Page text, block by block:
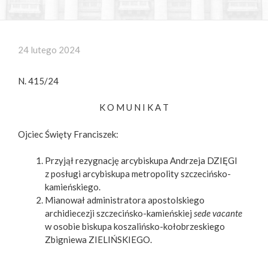
24 lutego 2024
N. 415/24
K O M U N I K A T
Ojciec Święty Franciszek:
Przyjął rezygnację arcybiskupa Andrzeja DZIĘGI
z posługi arcybiskupa metropolity szczecińsko-
kamieńskiego.
Mianował administratora apostolskiego
archidiecezji szczecińsko-kamieńskiej sede vacante
w osobie biskupa koszalińsko-kołobrzeskiego
Zbigniewa ZIELIŃSKIEGO.